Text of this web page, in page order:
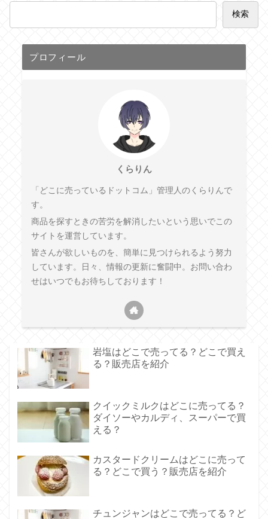
検索
プロフィール
くらりん
「どこに売っているドットコム」管理人のくらりんで
す。
商品を探すときの苦労を解消したいという思いでこの
サイトを運営しています。
皆さんが欲しいものを、簡単に見つけられるよう努力
しています。日々、情報の更新に奮闘中。お問い合わ
せはいつでもお待ちしております！
岩塩はどこで売ってる？どこで買え
る？販売店を紹介
クイックミルクはどこに売ってる？
ダイソーやカルディ、スーパーで買
える？
カスタードクリームはどこに売って
る？どこで買う？販売店を紹介
チュンジャンはどこで売ってる？ど